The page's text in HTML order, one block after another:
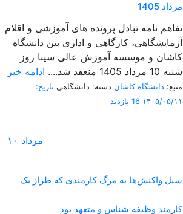
مرداد 1405
تفاهم نامه تبادل پرونده‌ های آموزشی و اقلام
آزمایشگاهی، کارگاهی و اداری بین دانشگاه
کاشان و موسسه آموزش عالی سینا روز
شنبه 10 مرداد 1405 منعقد شد....
ادامه خبر
منبع: دانشگاه کاشان دسته: دانشگاهی تاریخ:
۱۴۰۵/۰۵/۱۱ 16 بازدید
۱۰ مرداد
سیل واکنش‌ها به مرگ کارمندی که طراز یک
کارمند وظیفه شناس و متعهد بود